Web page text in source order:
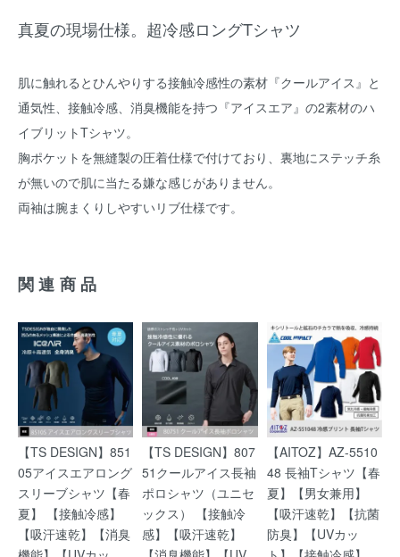
真夏の現場仕様。超冷感ロングTシャツ
肌に触れるとひんやりする接触冷感性の素材『クールアイス』と
通気性、接触冷感、消臭機能を持つ『アイスエア』の2素材のハ
イブリットTシャツ。
胸ポケットを無縫製の圧着仕様で付けており、裏地にステッチ糸
が無いので肌に当たる嫌な感じがありません。
両袖は腕まくりしやすいリブ仕様です。
関連商品
【TS DESIGN】851
05アイスエアロング
スリーブシャツ【春
夏】 【接触冷感】
【吸汗速乾】【消臭
【TS DESIGN】807
51クールアイス長袖
ポロシャツ（ユニセ
ックス） 【接触冷
感】【吸汗速乾】
【AITOZ】AZ-5510
48 長袖Tシャツ【春
夏】【男女兼用】
【吸汗速乾】【抗菌
防臭】【UVカッ